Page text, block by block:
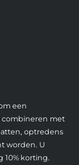
een
combineren met
optredens
worden. U
10% korting.